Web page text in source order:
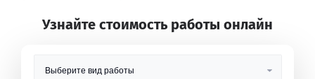
Узнайте стоимость работы онлайн